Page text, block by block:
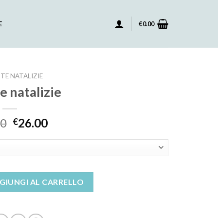
€0.00
NATALIZIE
natalizie
€26.00
AL CARRELLO